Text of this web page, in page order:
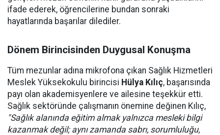
ifade ederek, öğrencilerine bundan sonraki
hayatlarında başarılar dilediler.
Dönem Birincisinden Duygusal Konuşma
Tüm mezunlar adına mikrofona çıkan Sağlık Hizmetleri
Meslek Yüksekokulu birincisi Hülya Kılıç, başarısında
payı olan akademisyenlere ve ailesine teşekkür etti.
Sağlık sektöründe çalışmanın önemine değinen Kılıç,
"Sağlık alanında eğitim almak yalnızca mesleki bilgi
kazanmak değil; aynı zamanda sabrı, sorumluluğu,